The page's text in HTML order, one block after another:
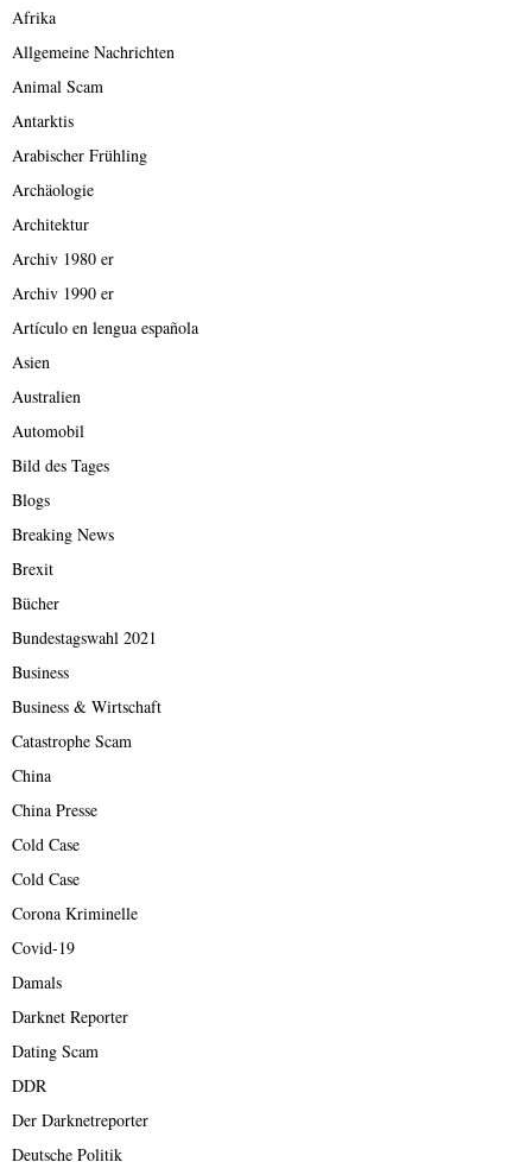
Afrika
Allgemeine Nachrichten
Animal Scam
Antarktis
Arabischer Frühling
Archäologie
Architektur
Archiv 1980 er
Archiv 1990 er
Artículo en lengua española
Asien
Australien
Automobil
Bild des Tages
Blogs
Breaking News
Brexit
Bücher
Bundestagswahl 2021
Business
Business & Wirtschaft
Catastrophe Scam
China
China Presse
Cold Case
Cold Case
Corona Kriminelle
Covid-19
Damals
Darknet Reporter
Dating Scam
DDR
Der Darknetreporter
Deutsche Politik